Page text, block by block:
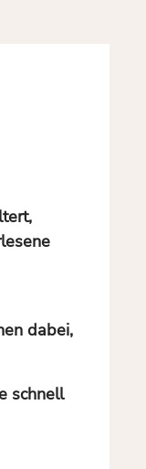
dabei,
schnell